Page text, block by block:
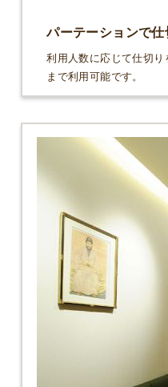
パーテーションで
利用人数に応じて仕切
まで利用可能です。